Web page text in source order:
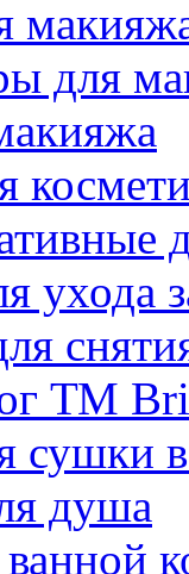
для
ухода
ТМ
сушки
душа